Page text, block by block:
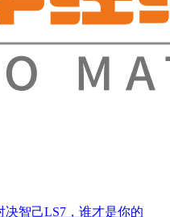
决智己LS7，谁才是你的